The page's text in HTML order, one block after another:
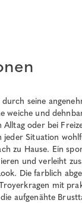
seine
weiche und
Alltag oder bei
Situation
zu Hause. Ein
und verleiht
Die farblich
mit
aufgenähte